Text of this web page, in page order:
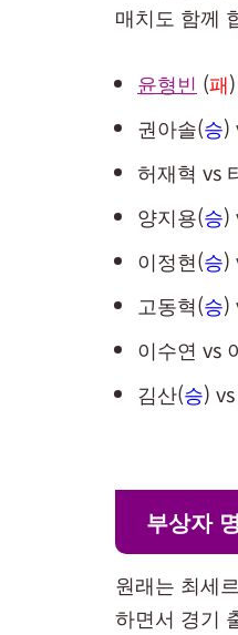
매치도 함께
윤형빈 (패
권아솔(승)
허재혁 vs
양지용(승)
​이정현(승)
고동혁(승)
이수연 vs
김산(승)
부상자
원래는 최세
하면서 경기